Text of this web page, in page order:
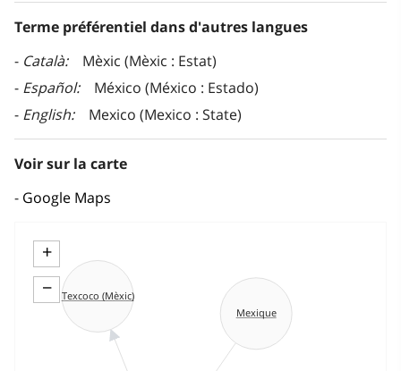
Terme préférentiel dans d'autres langues
Català
Mèxic (Mèxic : Estat)
Español
México (México : Estado)
English
Mexico (Mexico : State)
Voir sur la carte
Google Maps
+
−
Texcoco (Mèxic)
Mexique